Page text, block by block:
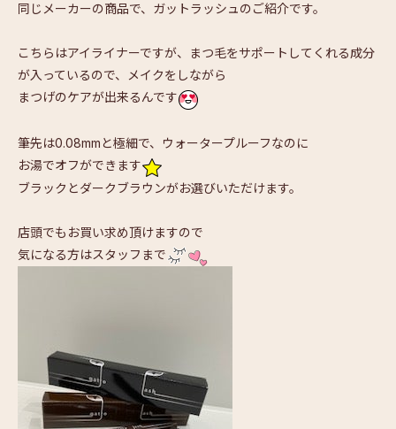
同じメーカーの商品で、ガットラッシュのご紹介です。
こちらはアイライナーですが、まつ毛をサポートしてくれる成分
が入っているので、メイクをしながら
まつげのケアが出来るんです
筆先は0.08mmと極細で、ウォータープルーフなのに
お湯でオフができます
ブラックとダークブラウンがお選びいただけます。
店頭でもお買い求め頂けますので
気になる方はスタッフまで